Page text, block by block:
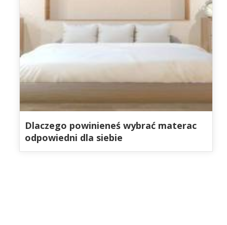
Dlaczego powinieneś wybrać materac
odpowiedni dla siebie